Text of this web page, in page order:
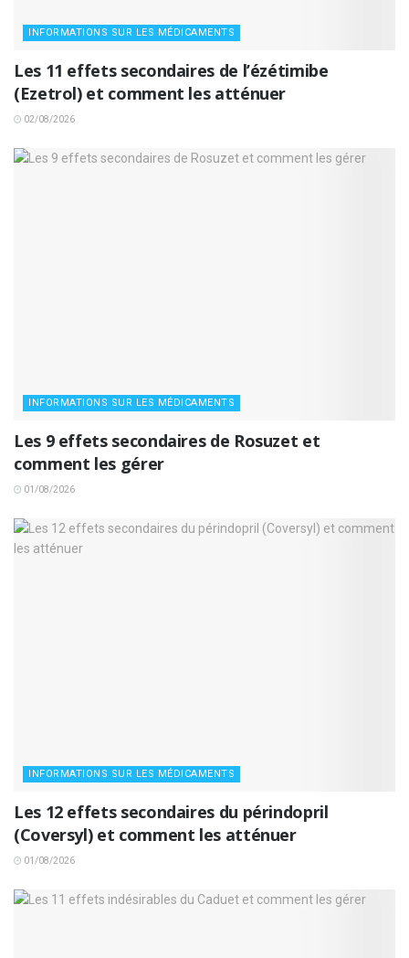
INFORMATIONS SUR LES MÉDICAMENTS
Les 11 effets secondaires de l’ézétimibe
(Ezetrol) et comment les atténuer
02/08/2026
INFORMATIONS SUR LES MÉDICAMENTS
Les 9 effets secondaires de Rosuzet et
comment les gérer
01/08/2026
INFORMATIONS SUR LES MÉDICAMENTS
Les 12 effets secondaires du périndopril
(Coversyl) et comment les atténuer
01/08/2026